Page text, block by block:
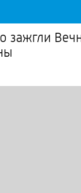
зажгли